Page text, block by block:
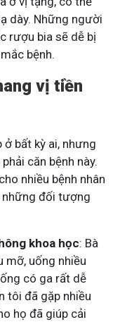
dày. Những người
rượu bia sẽ dễ bị
bệnh.
vị tiền
bất kỳ ai, nhưng
căn bệnh này.
nhiều bệnh nhân
những đối tượng
khoa học: Bà
mỡ, uống nhiều
có ga rất dễ
tôi đã gặp nhiều
họ đã giúp cải